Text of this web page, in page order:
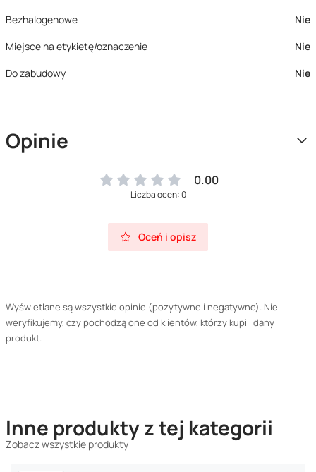
Bezhalogenowe
Nie
Miejsce na etykietę/oznaczenie
Nie
Do zabudowy
Nie
Opinie
0.00
Liczba ocen: 0
Oceń i opisz
Wyświetlane są wszystkie opinie (pozytywne i negatywne). Nie
weryfikujemy, czy pochodzą one od klientów, którzy kupili dany
produkt.
Inne produkty z tej kategorii
Zobacz wszystkie produkty